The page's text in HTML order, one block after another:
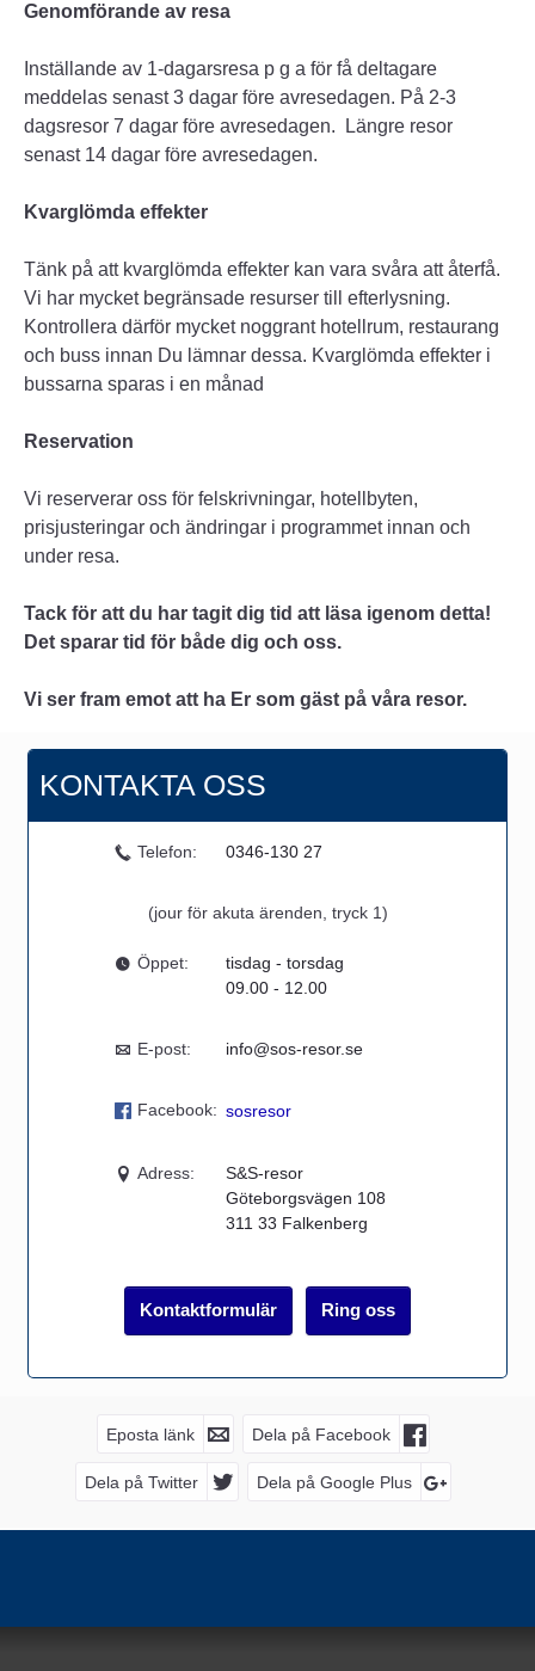
Genomförande av resa
Inställande av 1-dagarsresa p g a för få deltagare
meddelas senast 3 dagar före avresedagen. På 2-3
dagsresor 7 dagar före avresedagen. Längre resor
senast 14 dagar före avresedagen.
Kvarglömda effekter
Tänk på att kvarglömda effekter kan vara svåra att återfå.
Vi har mycket begränsade resurser till efterlysning.
Kontrollera därför mycket noggrant hotellrum, restaurang
och buss innan Du lämnar dessa. Kvarglömda effekter i
bussarna sparas i en månad
Reservation
Vi reserverar oss för felskrivningar, hotellbyten,
prisjusteringar och ändringar i programmet innan och
under resa.
Tack för att du har tagit dig tid att läsa igenom detta!
Det sparar tid för både dig och oss.
Vi ser fram emot att ha Er som gäst på våra resor.
KONTAKTA OSS
Telefon: 0346-130 27
(jour för akuta ärenden, tryck 1)
Öppet:
tisdag - torsdag
09.00 - 12.00
E-post: info@sos-resor.se
Facebook: sosresor
Adress:
S&S-resor
Göteborgsvägen 108
311 33 Falkenberg
Kontaktformulär Ring oss
FACEBOOK
Eposta länk Dela på Facebook
Dela på Twitter Dela på Google Plus